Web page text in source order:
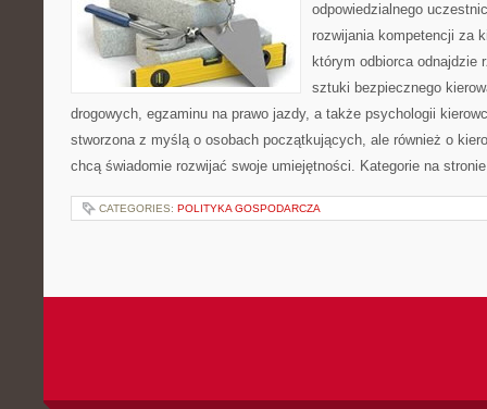
odpowiedzialnego
rozwijania kompetencji za
którym odbiorca odnajdzie
sztuki bezpiecznego
drogowych, egzaminu na prawo jazdy, a także psychologii
stworzona z myślą o osobach początkujących, ale również o
chcą świadomie rozwijać swoje umiejętności. Kategorie na
CATEGORIES: POLITYKA GOSPODARCZA